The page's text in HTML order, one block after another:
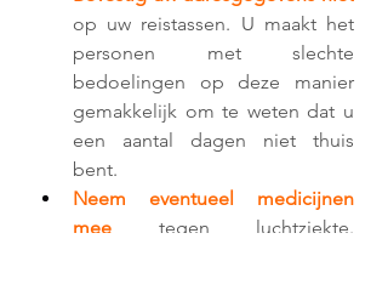
op uw reistassen. U maakt het
personen met slechte
bedoelingen op deze manier
gemakkelijk om te weten dat u
een aantal dagen niet thuis
bent.
Neem eventueel medicijnen
mee tegen luchtziekte.